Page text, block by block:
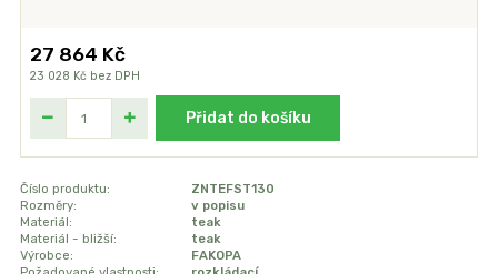
27 864 Kč
23 028 Kč bez DPH
Přidat do košíku
Číslo produktu:
ZNTEFST130
Rozměry:
v popisu
Materiál:
teak
Materiál - bližší:
teak
Výrobce:
FAKOPA